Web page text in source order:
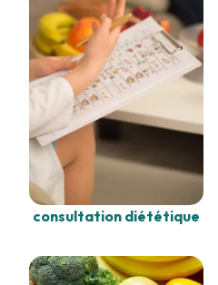
consultation diététique